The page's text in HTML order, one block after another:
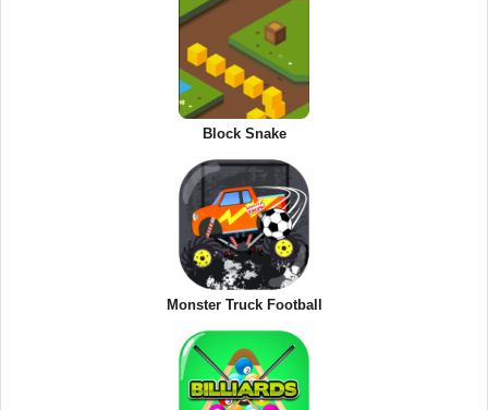
Block Snake
Monster Truck Football